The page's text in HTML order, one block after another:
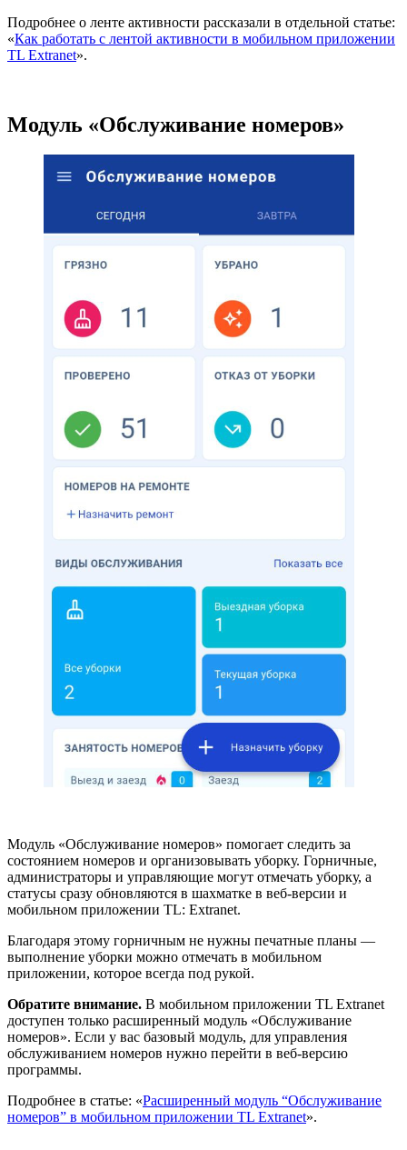
Подробнее о ленте активности рассказали в отдельной статье:
«Как работать с лентой активности в мобильном приложении
TL Extranet».
Модуль «Обслуживание номеров»
Модуль «Обслуживание номеров» помогает следить за
состоянием номеров и организовывать уборку. Горничные,
администраторы и управляющие могут отмечать уборку, а
статусы сразу обновляются в шахматке в веб-версии и
мобильном приложении TL: Extranet.
Благодаря этому горничным не нужны печатные планы —
выполнение уборки можно отмечать в мобильном
приложении, которое всегда под рукой.
Обратите внимание. В мобильном приложении TL Extranet
доступен только расширенный модуль «Обслуживание
номеров». Если у вас базовый модуль, для управления
обслуживанием номеров нужно перейти в веб-версию
программы.
Подробнее в статье: «Расширенный модуль “Обслуживание
номеров” в мобильном приложении TL Extranet».